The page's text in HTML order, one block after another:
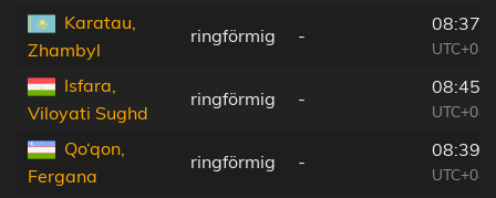
Karatau,
Zhambyl
ringförmig -
Isfara,
Viloyati Sughd
ringförmig -
Qo‘qon,
Fergana
ringförmig -